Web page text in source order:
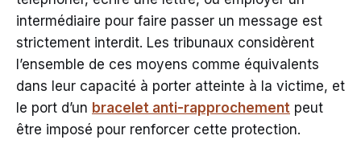
intermédiaire pour faire passer un message est
strictement interdit. Les tribunaux considèrent
l’ensemble de ces moyens comme équivalents
dans leur capacité à porter atteinte à la victime, et
le port d’un bracelet anti-rapprochement peut
être imposé pour renforcer cette protection.